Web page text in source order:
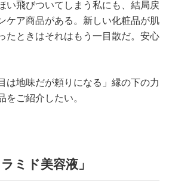
い飛びついてしまう私にも、結局戻
ケア商品がある。新しい化粧品が肌
たときはそれはもう一目散だ。安心
は地味だが頼りになる」縁の下の力
をご紹介したい。
ミド美容液」